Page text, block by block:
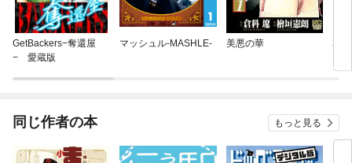
GetBackers−奪還屋
− 愛蔵版
マッシュル-MASHLE- 美悪の華
幕
同じ作者の本 もっと見る